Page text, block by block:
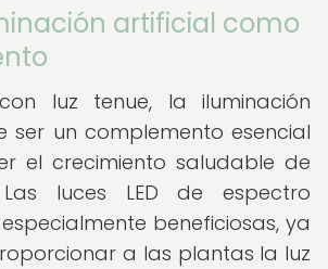
artificial como
luz tenue, la iluminación
ser un complemento esencial
el crecimiento saludable de
luces LED de espectro
beneficiosas, ya
a las plantas la luz